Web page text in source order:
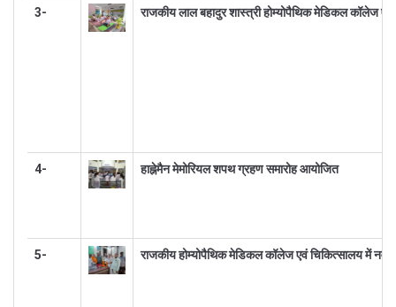
3- राजकीय लाल बहादुर शास्त्री होम्योपैथिक मेडिकल कॉलेज एवं
4- हाह्नेमैन मेमोरियल शपथ ग्रहण समारोह आयोजित
5- राजकीय होम्योपैथिक मेडिकल कॉलेज एवं चिकित्सालय में